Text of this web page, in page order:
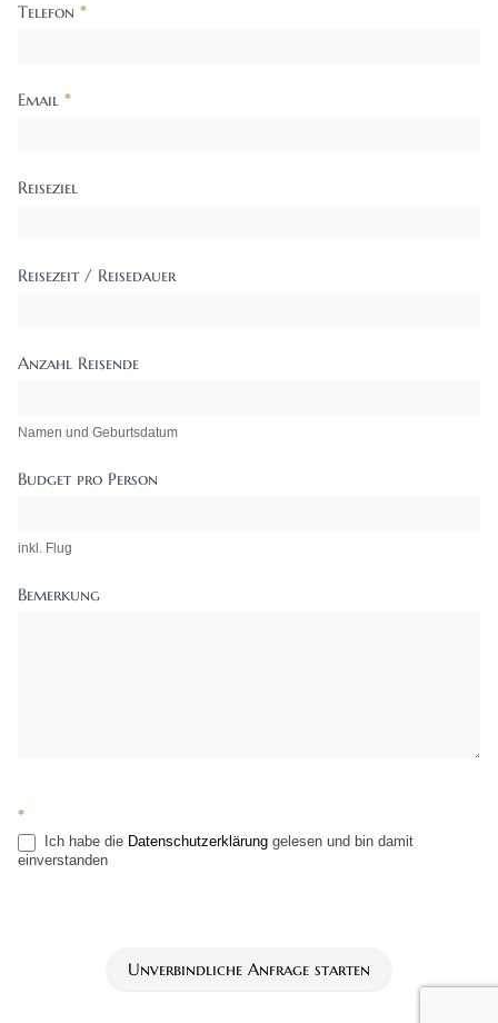
Telefon *
Email *
Reiseziel
Reisezeit / Reisedauer
Anzahl Reisende
Namen und Geburtsdatum
Budget pro Person
inkl. Flug
Bemerkung
*
Ich habe die Datenschutzerklärung gelesen und bin damit
einverstanden
Unverbindliche Anfrage starten